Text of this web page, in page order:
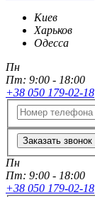
Киев
Харьков
Одесса
Пн
Пт: 9:00 - 18:00
+38 050 179-02-18
Заказать звонок
Пн
Пт: 9:00 - 18:00
+38 050 179-02-18